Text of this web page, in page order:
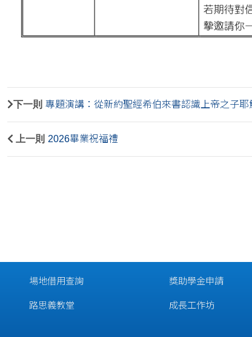
下一則 專題演講：從新約聖經希伯來書認識上帝之子耶
上一則 2026畢業祝福禮
場地借用查詢
路思義教堂
獎助學金申請
成長工作坊